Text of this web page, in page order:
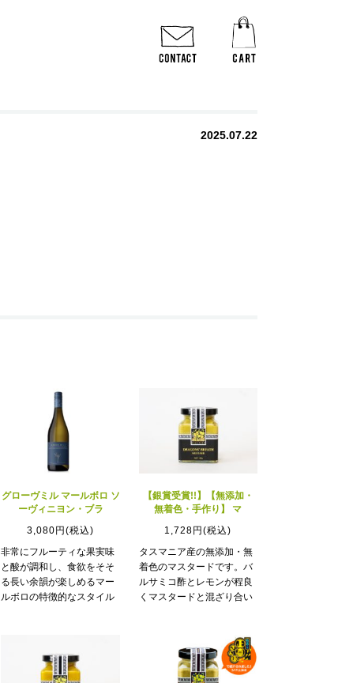
2025.07.22
グローヴミル マールボロ ソ
ーヴィニヨン・ブラ
3,080円(税込)
非常にフルーティな果実味
と酸が調和し、食欲をそそ
る長い余韻が楽しめるマー
ルボロの特徴的なスタイル
【銀賞受賞!!】【無添加・
無着色・手作り】 マ
1,728円(税込)
タスマニア産の無添加・無
着色のマスタードです。バ
ルサミコ酢とレモンが程良
くマスタードと混ざり合い